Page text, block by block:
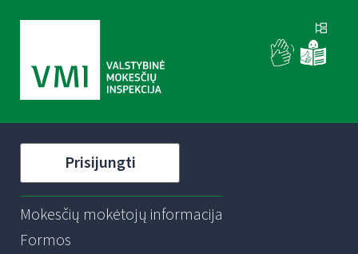
Prisijungti
Mokesčių mokėtojų informacija
Formos